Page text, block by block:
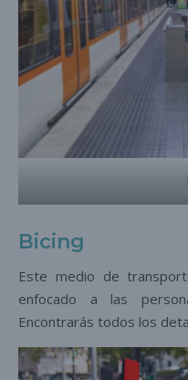
Bicing
Este medio de
enfocado a las
Encontrarás todos los